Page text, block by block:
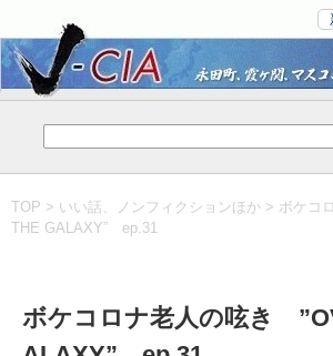
TOP > いい話、ノンフィクションほか > ボケコ
THE GALAXY” ep.31
ボケコロナ老人の呟き